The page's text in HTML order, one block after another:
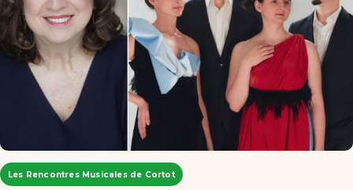
Les Rencontres Musicales de Cortot